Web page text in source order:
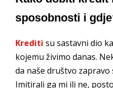
sposobnosti i
Krediti su sastavni dio
kojemu živimo danas.
da naše društvo
Imitirali ga mi ili ne,